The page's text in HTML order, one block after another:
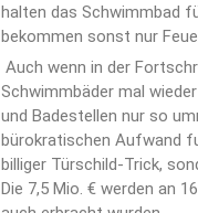
halten das Schwimmbad
bekommen sonst nur
Auch wenn in der
Schwimmbäder mal
und Badestellen nur so
bürokratischen Aufwand
billiger Türschild-Trick,
Die 7,5 Mio. € werden an